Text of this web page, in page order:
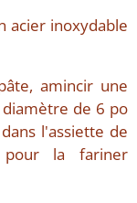
acier inoxydable
amincir une
de 6 po
l'assiette de
la fariner